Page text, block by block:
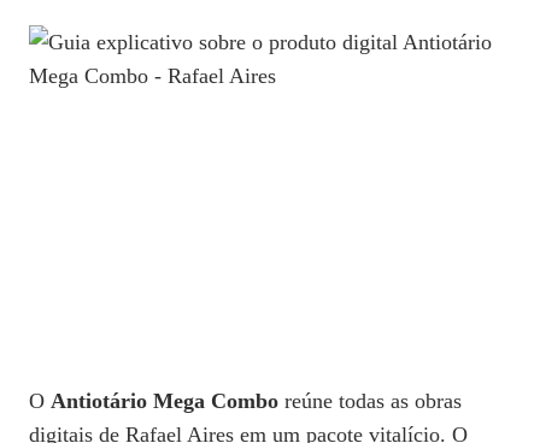
O Antiotário Mega Combo reúne todas as obras
digitais de Rafael Aires em um pacote vitalício. O